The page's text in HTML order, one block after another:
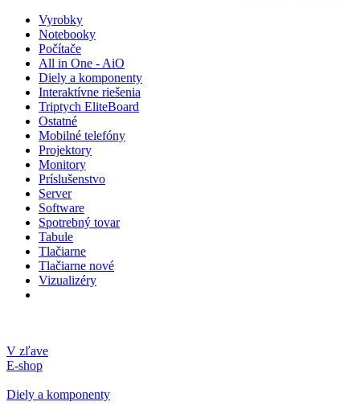
Vyrobky
Notebooky
Počítače
All in One - AiO
Diely a komponenty
Interaktívne riešenia
Triptych EliteBoard
Ostatné
Mobilné telefóny
Projektory
Monitory
Príslušenstvo
Server
Software
Spotrebný tovar
Tabule
Tlačiarne
Tlačiarne nové
Vizualizéry
V zľave
E-shop
Diely a komponenty